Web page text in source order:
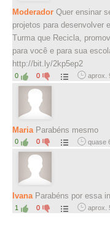
Moderador Quer ensinar
projetos para desenvolver
Turma que Recicla,
para você e para sua
http://bit.ly/2kp5ep2
0 0 aprox.
Maria Parabéns mesmo
0 0 quase
Ivana Parabéns por essa
1 0 aprox.